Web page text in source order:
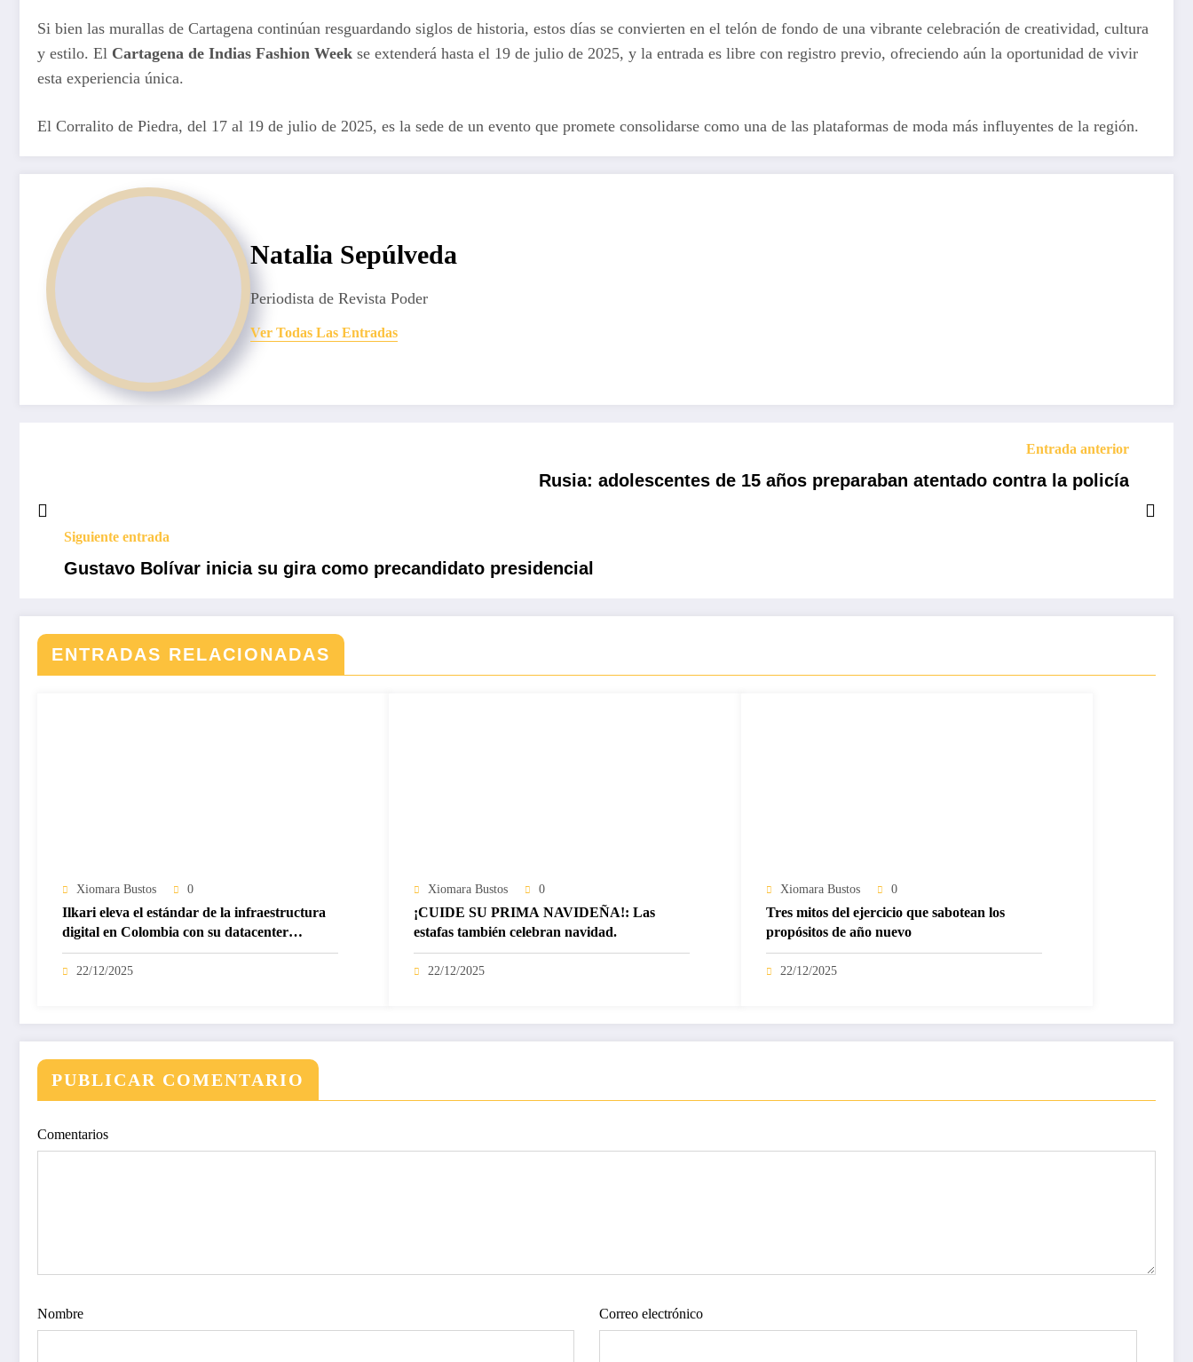
Si bien las murallas de Cartagena continúan resguardando siglos de historia, estos días se convierten en el telón de fondo de una vibrante celebración de creatividad, cultura
y estilo. El Cartagena de Indias Fashion Week se extenderá hasta el 19 de julio de 2025, y la entrada es libre con registro previo, ofreciendo aún la oportunidad de vivir
esta experiencia única.
El Corralito de Piedra, del 17 al 19 de julio de 2025, es la sede de un evento que promete consolidarse como una de las plataformas de moda más influyentes de la región.
Natalia Sepúlveda
Periodista de Revista Poder
Ver Todas Las Entradas
Entrada anterior
Rusia: adolescentes de 15 años preparaban atentado contra la policía
Siguiente entrada
Gustavo Bolívar inicia su gira como precandidato presidencial
ENTRADAS RELACIONADAS
Xiomara Bustos 0
Ilkari eleva el estándar de la infraestructura
digital en Colombia con su datacenter
certificado Nivel IV de ICREA
22/12/2025
Xiomara Bustos 0
¡CUIDE SU PRIMA NAVIDEÑA!: Las
estafas también celebran navidad.
22/12/2025
Xiomara Bustos 0
Tres mitos del ejercicio que sabotean los
propósitos de año nuevo
22/12/2025
PUBLICAR COMENTARIO
Comentarios
Nombre Correo electrónico